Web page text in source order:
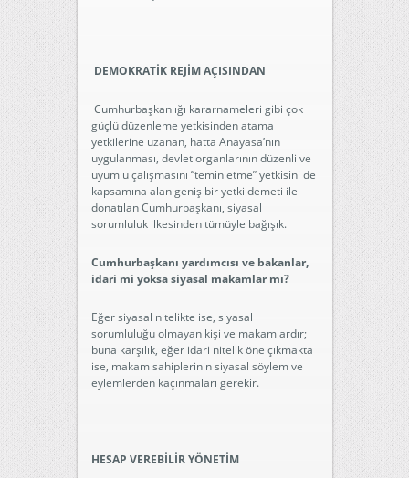
DEMOKRATİK REJİM AÇISINDAN
Cumhurbaşkanlığı kararnameleri gibi çok
güçlü düzenleme yetkisinden atama
yetkilerine uzanan, hatta Anayasa’nın
uygulanması, devlet organlarının düzenli ve
uyumlu çalışmasını “temin etme” yetkisini de
kapsamına alan geniş bir yetki demeti ile
donatılan Cumhurbaşkanı, siyasal
sorumluluk ilkesinden tümüyle bağışık.
Cumhurbaşkanı yardımcısı ve bakanlar,
idari mi yoksa siyasal makamlar mı?
Eğer siyasal nitelikte ise, siyasal
sorumluluğu olmayan kişi ve makamlardır;
buna karşılık, eğer idari nitelik öne çıkmakta
ise, makam sahiplerinin siyasal söylem ve
eylemlerden kaçınmaları gerekir.
HESAP VEREBİLİR YÖNETİM